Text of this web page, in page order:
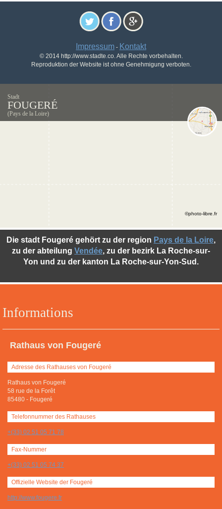
Impressum - Kontakt
© 2014 http://www.stadte.co. Alle Rechte vorbehalten.
Reproduktion der Website ist ohne Genehmigung verboten.
Stadt
FOUGERÉ
(Pays de la Loire)
Informations
Rathaus von Fougeré
Adresse des Rathauses von Fougeré
Rathaus von Fougeré
58 rue de la Forêt
85480 - Fougeré
Telefonnummer des Rathauses
+(33) 02 51 05 71 78
Fax-Nummer
+(33) 02 51 05 74 37
Offizielle Website der Fougeré
http://www.fougere.fr
Die stadt Fougeré gehört zu der region Pays de la Loire,
zu der abteilung Vendée, zu der bezirk La Roche-sur-
Yon und zu der kanton La Roche-sur-Yon-Sud.
©photo-libre.fr